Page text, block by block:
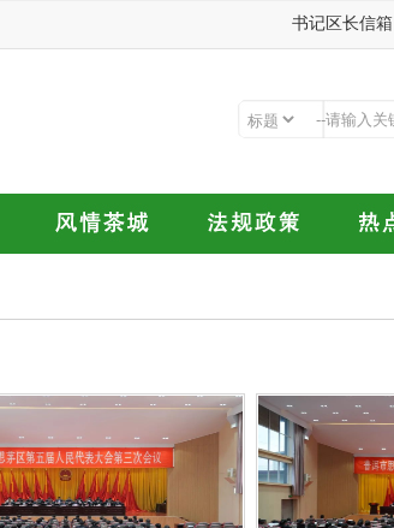
书记区长信箱